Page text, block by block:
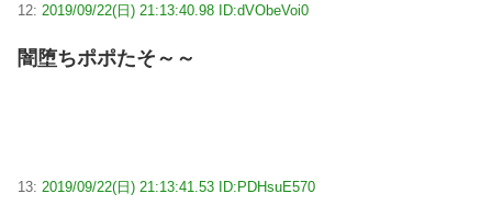
12: 2019/09/22(日) 21:13:40.98 ID:dVObeVoi0
闇堕ちポポたそ～～
13: 2019/09/22(日) 21:13:41.53 ID:PDHsuE570